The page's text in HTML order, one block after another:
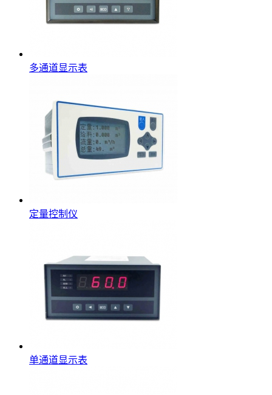
多通道显示表
定量控制仪
单通道显示表